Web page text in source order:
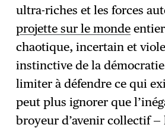
ultra-riches et les forces
projette sur le monde
chaotique, incertain et
instinctive de la
limiter à défendre ce qui
peut plus ignorer que
broyeur d’avenir collectif —